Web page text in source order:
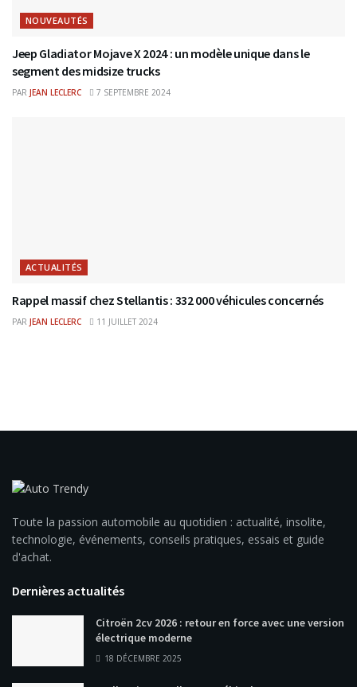
NOUVEAUTÉS
Jeep Gladiator Mojave X 2024 : un modèle unique dans le
segment des midsize trucks
PAR JEAN LECLERC 7 SEPTEMBRE 2024
ACTUALITÉS
Rappel massif chez Stellantis : 332 000 véhicules concernés
PAR JEAN LECLERC 11 JUILLET 2024
Toute la passion automobile au quotidien : actualité, insolite,
technologie, événements, conseils pratiques, essais et guide
d'achat.
Dernières actualités
Citroën 2cv 2026 : retour en force avec une version
électrique moderne
18 DÉCEMBRE 2025